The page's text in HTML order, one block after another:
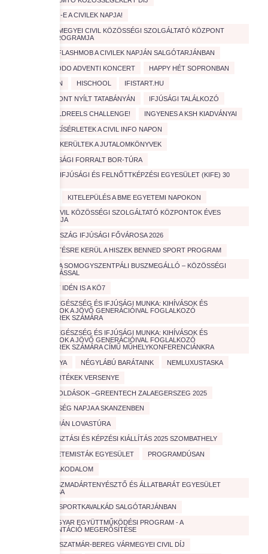
FEBRUÁR 1.-E A CIVILEK NAPJA!
FEJÉR VÁRMEGYEI CIVIL KÖZÖSSÉGI SZOLGÁLTATÓ KÖZPONT
SZAKMAI PROGRAMJA
FLASHMOB A CIVILEK NAPJÁN SALGÓTARJÁNBAN
GONDOSKODO ADVENTI KONCERT HAPPY HÉT SOPRONBAN
HASZNOSAN HISCHOOL IFISTART.HU
IFJÚSÁGI PONT NYÍLT TATABÁNYÁN IFJÚSÁGI TALÁLKOZÓ
INDUL A ZÖLDREELS CHALLENGE! INGYENES A KSH KIADVÁNYAI
IZGALMAS KÍSÉRLETEK A CIVIL INFO NAPON
JÓ HELYRE KERÜLTEK A JUTALOMKÖNYVEK
JÓTÉKONYSÁGI FORRALT BOR-TÚRA
KATOLIKUS IFJÚSÁGI ÉS FELNŐTTKÉPZÉSI EGYESÜLET (KIFE) 30
KITELEPÜLÉS A BME EGYETEMI NAPOKON
KÜLHONI CIVIL KÖZÖSSÉGI SZOLGÁLTATÓ KÖZPONTOK ÉVES
TALÁLKOZÓJA
MAGYARORSZÁG IFJÚSÁGI FŐVÁROSA 2026
MEGHIRDETÉSRE KERÜL A HISZEK BENNED SPORT PROGRAM
MEGÚJULT A SOMOGYSZENTPÁLI BUSZMEGÁLLÓ – KÖZÖSSÉGI
ÖSSZEFOGÁSSAL
MENŐ VOLT IDÉN IS A KÖ7
MENTÁLIS EGÉSZSÉG ÉS IFJÚSÁGI MUNKA: KIHÍVÁSOK ÉS
MEGOLDÁSOK A JÖVŐ GENERÁCIÓIVAL FOGLALKOZÓ
SZAKEMBEREK SZÁMÁRA
MENTÁLIS EGÉSZSÉG ÉS IFJÚSÁGI MUNKA: KIHÍVÁSOK ÉS
MEGOLDÁSOK A JÖVŐ GENERÁCIÓIVAL FOGLALKOZÓ
SZAKEMBEREK SZÁMÁRA CÍMŰ MŰHELYKONFERENCIÁNKRA
MENTŐKUTYA NÉGYLÁBÚ BARÁTAINK NEMLUXUSTASKA
NEMZETI ÉRTÉKEK VERSENYE
OKOS MEGOLDÁSOK –GREENTECH ZALAEGERSZEG 2025
ÖNKÉNTESSÉG NAPJA A SKANZENBEN
ŐSEINK ÚTJÁN LOVASTÚRA
PÁLYAVÁLASZTÁSI ÉS KÉPZÉSI KIÁLLÍTÁS 2025 SZOMBATHELY
PÉCSI EGYETEMISTÁK EGYESÜLET PROGRAMDÚSAN
SÁRKÖZI LAKODALOM
SAVARIA DÍSZMADÁRTENYÉSZTŐ ÉS ÁLLATBARÁT EGYESÜLET
BEMUTATÁSA
SPORTKAVALKÁD SALGÓTARJÁNBAN
SVÁJCI-MAGYAR EGYÜTTMŰKÖDÉSI PROGRAM - A
PÁLYAORIENTÁCIÓ MEGERŐSÍTÉSE
SZABOLCS-SZATMÁR-BEREG VÁRMEGYEI CIVIL DÍJ